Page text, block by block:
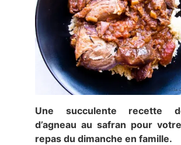
Une succulente recette
d’agneau au safran pour
repas du dimanche en famille.